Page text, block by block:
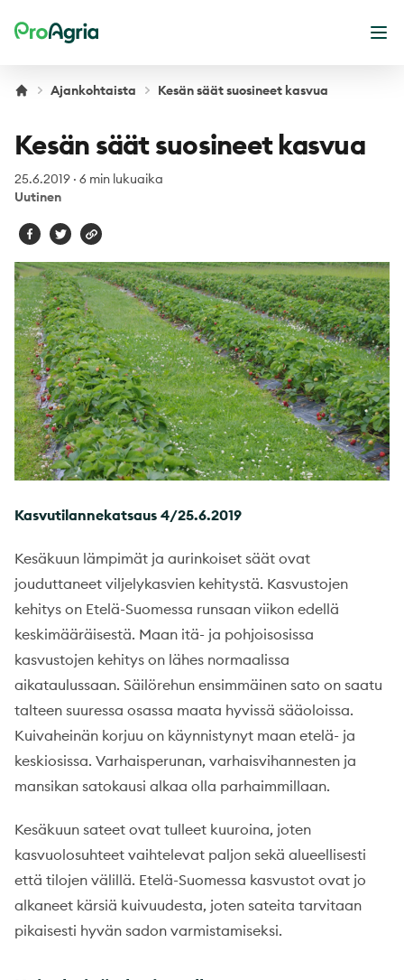
ProAgria
Ajankohtaista Kesän säät suosineet kasvua
Kesän säät suosineet kasvua
25.6.2019 · 6 min lukuaika
Uutinen
Kasvutilannekatsaus 4/25.6.2019
Kesäkuun lämpimät ja aurinkoiset säät ovat
jouduttaneet viljelykasvien kehitystä. Kasvustojen
kehitys on Etelä-Suomessa runsaan viikon edellä
keskimääräisestä. Maan itä- ja pohjoisosissa
kasvustojen kehitys on lähes normaalissa
aikataulussaan. Säilörehun ensimmäinen sato on saatu
talteen suuressa osassa maata hyvissä sääoloissa.
Kuivaheinän korjuu on käynnistynyt maan etelä- ja
keskiosissa. Varhaisperunan, varhaisvihannesten ja
mansikan satokausi alkaa olla parhaimmillaan.
Kesäkuun sateet ovat tulleet kuuroina, joten
kasvuolosuhteet vaihtelevat paljon sekä alueellisesti
että tilojen välillä. Etelä-Suomessa kasvustot ovat jo
alkaneet kärsiä kuivuudesta, joten sateita tarvitaan
pikaisesti hyvän sadon varmistamiseksi.